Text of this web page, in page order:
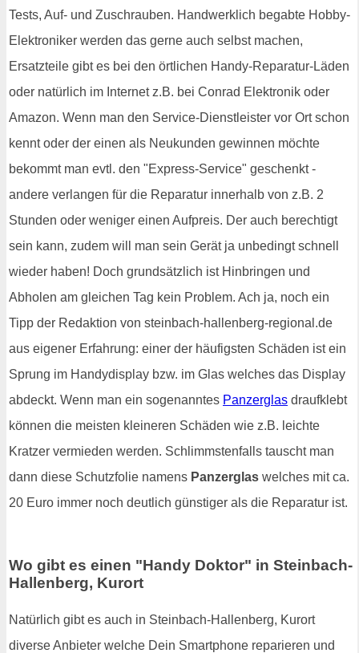
Tests, Auf- und Zuschrauben. Handwerklich begabte Hobby-
Elektroniker werden das gerne auch selbst machen,
Ersatzteile gibt es bei den örtlichen Handy-Reparatur-Läden
oder natürlich im Internet z.B. bei Conrad Elektronik oder
Amazon. Wenn man den Service-Dienstleister vor Ort schon
kennt oder der einen als Neukunden gewinnen möchte
bekommt man evtl. den "Express-Service" geschenkt -
andere verlangen für die Reparatur innerhalb von z.B. 2
Stunden oder weniger einen Aufpreis. Der auch berechtigt
sein kann, zudem will man sein Gerät ja unbedingt schnell
wieder haben! Doch grundsätzlich ist Hinbringen und
Abholen am gleichen Tag kein Problem. Ach ja, noch ein
Tipp der Redaktion von steinbach-hallenberg-regional.de
aus eigener Erfahrung: einer der häufigsten Schäden ist ein
Sprung im Handydisplay bzw. im Glas welches das Display
abdeckt. Wenn man ein sogenanntes Panzerglas draufklebt
können die meisten kleineren Schäden wie z.B. leichte
Kratzer vermieden werden. Schlimmstenfalls tauscht man
dann diese Schutzfolie namens Panzerglas welches mit ca.
20 Euro immer noch deutlich günstiger als die Reparatur ist.
Wo gibt es einen "Handy Doktor" in Steinbach-
Hallenberg, Kurort
Natürlich gibt es auch in Steinbach-Hallenberg, Kurort
diverse Anbieter welche Dein Smartphone reparieren und